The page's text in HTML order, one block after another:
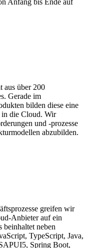
Anfang bis Ende auf
aus über 200
Gerade im
bilden diese eine
die Cloud. Wir
und -prozesse
abzubilden.
greifen wir
Anbieter auf ein
beinhaltet neben
TypeScript, Java,
Spring Boot,